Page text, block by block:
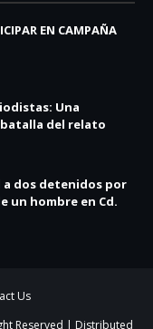
EN CAMPAÑA
Una
del relato
a dos detenidos por
un hombre en Cd.
Us
Reserved | Distributed